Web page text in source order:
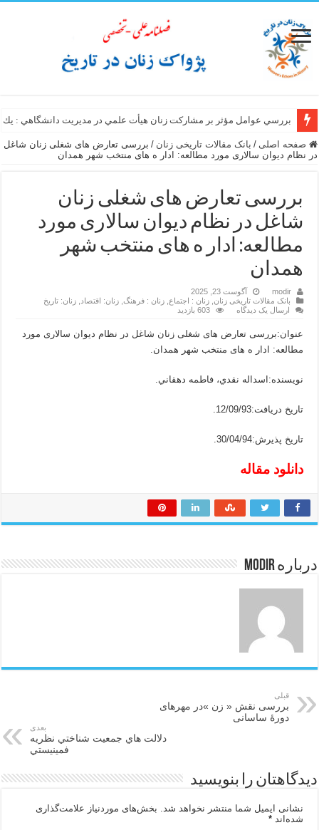
بررسي عوامل مؤثر بر مشاركت زنان هيأت علمي در مديريت دانشگاهي :
صفحه اصلی / بانک مقالات تاریخی زنان / بررسی تعارض های شغلی زنان شاغل
در نظام دیوان سالاری مورد مطالعه: ادار ه های منتخب شهر همدان
بررسی تعارض های شغلی زنان
شاغل در نظام دیوان سالاری مورد
مطالعه: ادار ه های منتخب شهر
همدان
modir
آگوست 23, 2025
بانک مقالات تاریخی زنان ,زنان : اجتماع ,زنان : فرهنگ ,زنان: اقتصاد ,زنان: تاریخ
ارسال یک دیدگاه
603 بازدید
عنوان:بررسی تعارض های شغلی زنان شاغل در نظام دیوان سالاری مورد
مطالعه: ادار ه های منتخب شهر همدان.
نويسنده:اسداله نقدي، فاطمه دهقاني.
تاريخ دريافت:12/09/93.
تاريخ پذيرش:30/04/94.
دانلود مقاله
درباره modir
قبلی
بررسی نقش « زن »در مهرهای
دورۀ ساسانی
بعدی
دلالت هاي جمعيت شناختي نظريه
فمينيستي
دیدگاهتان را بنویسید
نشانی ایمیل شما منتشر نخواهد شد.
بخش‌های موردنیاز علامت‌گذاری
شده‌اند*